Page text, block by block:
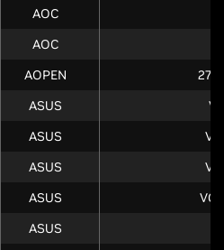
AOC
AOC
AOPEN
ASUS
ASUS
ASUS
ASUS
ASUS